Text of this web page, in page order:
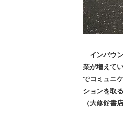
インバウ
業が増えて
でコミュニ
ションを取
（大修館書